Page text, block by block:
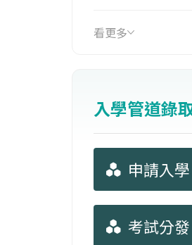
看更多
入學管道錄
申請入學
考試分發